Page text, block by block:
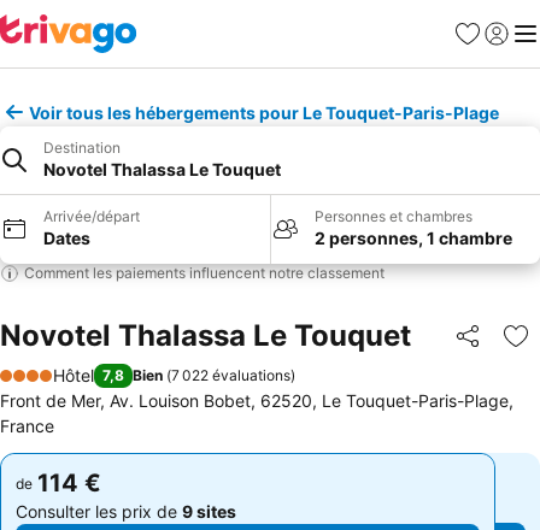
Favoris
Se
Voir tous les hébergements pour Le Touquet-Paris-Plage
Destination
Novotel Thalassa Le Touquet
Arrivée/départ
Dates
Personnes et chambres
2 personnes, 1 chambre
Comment les paiements influencent notre classement
Novotel Thalassa Le Touquet Partager
4 Étoiles
Hôtel 7,8 Bien (7 022 évaluations)
Front de Mer, Av. Louison Bobet, 62520, Le Touquet-Paris-Plage,
France
de 114 €
Consulter les prix de 9 sites
de 114 €
Consulter les prix de 9 sites